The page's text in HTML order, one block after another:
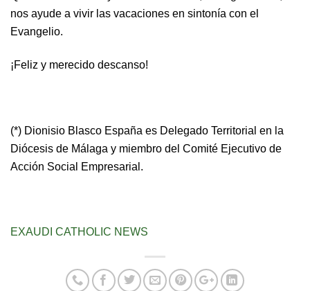
nos ayude a vivir las vacaciones en sintonía con el
Evangelio.
¡Feliz y merecido descanso!
(*) Dionisio Blasco España es Delegado Territorial en la
Diócesis de Málaga y miembro del Comité Ejecutivo de
Acción Social Empresarial.
EXAUDI CATHOLIC NEWS